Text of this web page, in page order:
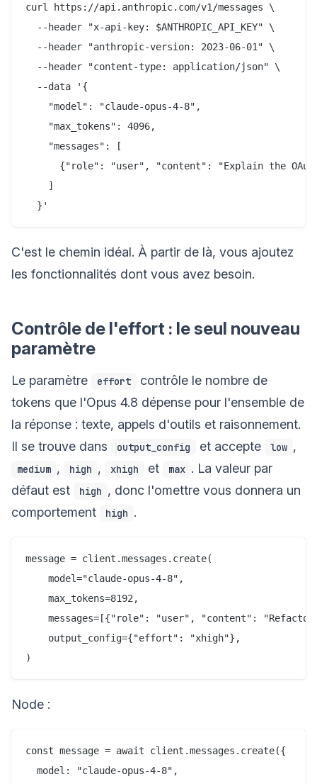
curl https://api.anthropic.com/v1/messages \
  --header "x-api-key: $ANTHROPIC_API_KEY" \
  --header "anthropic-version: 2023-06-01" \
  --header "content-type: application/json" \
  --data '{
    "model": "claude-opus-4-8",
    "max_tokens": 4096,
    "messages": [
{"role": "user", "content": "Explain the
    ]
C'est le chemin idéal. À partir de là, vous ajoutez
les fonctionnalités dont vous avez besoin.
Contrôle de l'effort : le seul nouveau
paramètre
Le paramètre effort
contrôle le nombre de
tokens que l'Opus 4.8 dépense pour l'ensemble de
la réponse : texte, appels d'outils et raisonnement.
Il se trouve dans
output_config et accepte low ,
medium , high , xhigh et max . La valeur par
défaut est
high , donc l'omettre vous donnera un
comportement
high .
message = client.messages.create(
    model="claude-opus-4-8",
    max_tokens=8192,
messages=[{"role": "user", "content":
    output_config={"effort": "xhigh"},
Node :
const message = await client.messages.create({
  model: "claude-opus-4-8",